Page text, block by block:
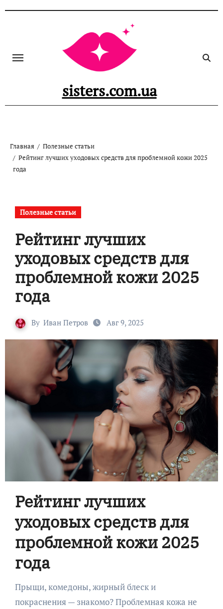
sisters.com.ua
Главная
Полезные статьи
Рейтинг лучших уходовых средств для проблемной кожи 2025
года
Полезные статьи
Рейтинг лучших
уходовых средств для
проблемной кожи 2025
года
By Иван Петров Авг 9, 2025
Рейтинг лучших
уходовых средств для
проблемной кожи 2025
года
Прыщи, комедоны, жирный блеск и
покраснения — знакомо? Проблемная кожа не